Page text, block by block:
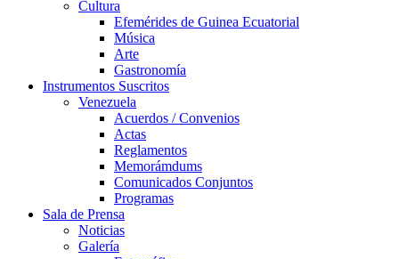
Cultura
Efemérides de Guinea Ecuatorial
Música
Arte
Gastronomía
Instrumentos Suscritos
Venezuela
Acuerdos / Convenios
Actas
Reglamentos
Memorámdums
Comunicados Conjuntos
Programas
Sala de Prensa
Noticias
Galería